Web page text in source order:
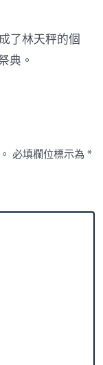
了林天秤的個
典。
必填欄位標示為*